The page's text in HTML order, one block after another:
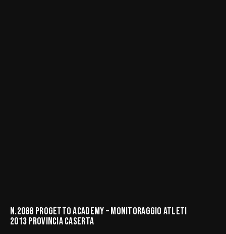
N.2088 PROGETTO ACADEMY – MONITORAGGIO ATLETI
2013 PROVINCIA CASERTA